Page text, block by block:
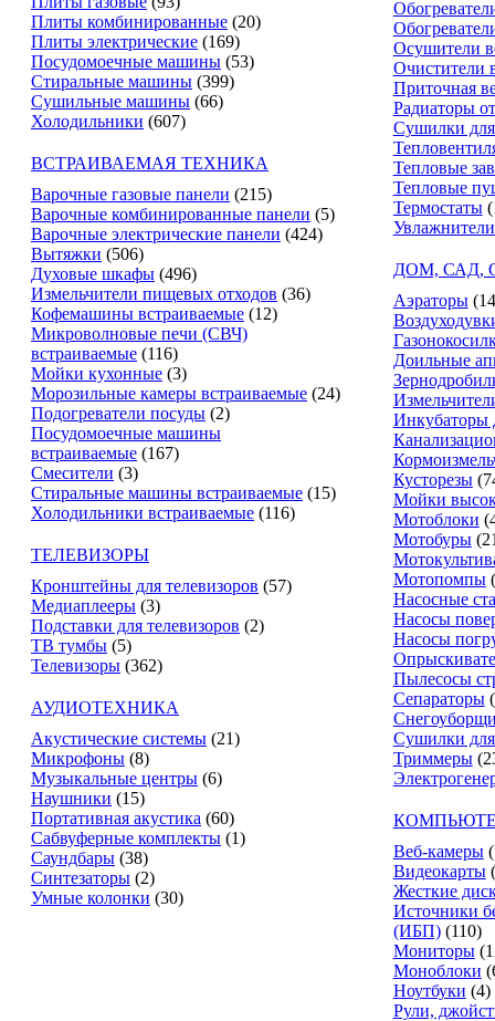
Плиты комбинированные (20)
Плиты электрические (169)
Посудомоечные машины (53)
Стиральные машины (399)
Сушильные машины (66)
Холодильники (607)
ВСТРАИВАЕМАЯ ТЕХНИКА
Варочные газовые панели (215)
Варочные комбинированные панели (5)
Варочные электрические панели (424)
Вытяжки (506)
Духовые шкафы (496)
Измельчители пищевых отходов (36)
Кофемашины встраиваемые (12)
Микроволновые печи (СВЧ)
встраиваемые (116)
Мойки кухонные (3)
Морозильные камеры встраиваемые (24)
Подогреватели посуды (2)
Посудомоечные машины
встраиваемые (167)
Смесители (3)
Стиральные машины встраиваемые (15)
Холодильники встраиваемые (116)
ТЕЛЕВИЗОРЫ
Кронштейны для телевизоров (57)
Медиаплееры (3)
Подставки для телевизоров (2)
ТВ тумбы (5)
Телевизоры (362)
АУДИОТЕХНИКА
Акустические системы (21)
Микрофоны (8)
Музыкальные центры (6)
Наушники (15)
Портативная акустика (60)
Сабвуферные комплекты (1)
Саундбары (38)
Синтезаторы (2)
Умные колонки (30)
Осушители
Очистители
Приточная
Радиаторы
Сушилки
Тепловые
Тепловые
Термостаты
ДОМ, САД,
Аэраторы
Доильные
Инкубаторы
Кусторезы
Мойки
Мотоблоки
Мотобуры
Мотопомпы
Насосные
Насосы
Насосы
Пылесосы
Сепараторы
Сушилки
Триммеры
Веб-камеры
Видеокарты
Жесткие
Источники
(ИБП) (110)
Мониторы
Моноблоки
Ноутбуки (4)
Рули,